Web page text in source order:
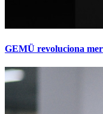
GEMÜ revoluciona